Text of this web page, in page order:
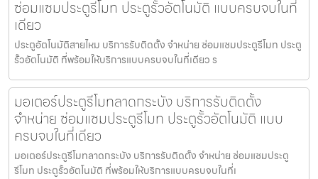
ซ่อมแซมประตูรีโมท ประตูรั้วอัตโนมัติ แบบครบจบในที่
เดียว
ประตูอัตโนมัติสายไหม บริการรับติดตั้ง จำหน่าย ซ่อมแซมประตูรีโมท ประตู
รั้วอัตโนมัติ ที่พร้อมให้บริการแบบครบจบในที่เดียว ร
มอเตอร์ประตูรีโมทลาดกระบัง บริการรับติดตั้ง
จำหน่าย ซ่อมแซมประตูรีโมท ประตูรั้วอัตโนมัติ แบบ
ครบจบในที่เดียว
มอเตอร์ประตูรีโมทลาดกระบัง บริการรับติดตั้ง จำหน่าย ซ่อมแซมประตู
รีโมท ประตูรั้วอัตโนมัติ ที่พร้อมให้บริการแบบครบจบในที่เ